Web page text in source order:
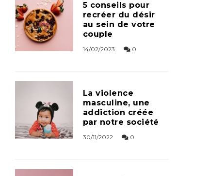
5 conseils pour
recréer du désir
au sein de votre
couple
14/02/2023 0
La violence
masculine, une
addiction créée
par notre société
30/11/2022 0